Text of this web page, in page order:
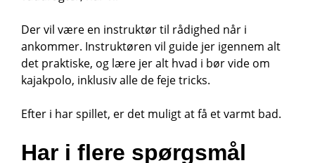
Der vil være en instruktør til rådighed når i
ankommer. Instruktøren vil guide jer igennem alt
det praktiske, og lære jer alt hvad i bør vide om
kajakpolo, inklusiv alle de feje tricks.
Efter i har spillet, er det muligt at få et varmt bad.
Har i flere spørgsmål